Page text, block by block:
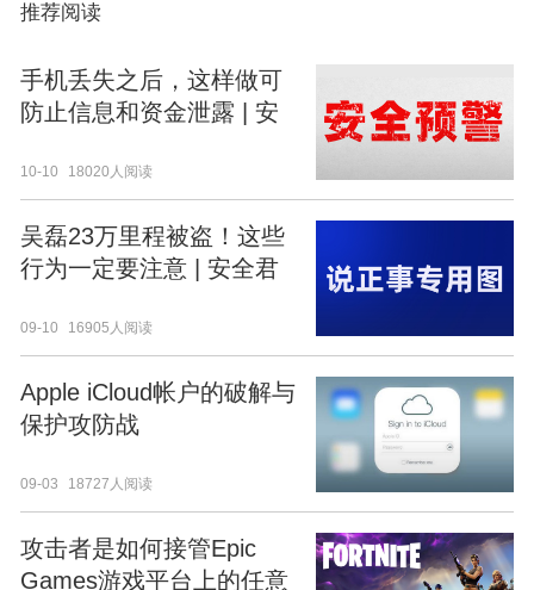
推荐阅读
手机丢失之后，这样做可
防止信息和资金泄露 | 安
10-10 18020人阅读
吴磊23万里程被盗！这些
行为一定要注意 | 安全君
09-10 16905人阅读
Apple iCloud帐户的破解与
保护攻防战
09-03 18727人阅读
攻击者是如何接管Epic
Games游戏平台上的任意